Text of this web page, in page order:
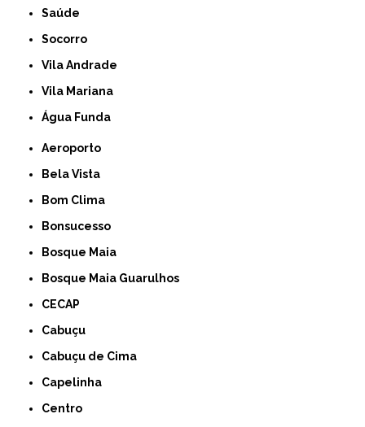
Saúde
Socorro
Vila Andrade
Vila Mariana
Água Funda
Aeroporto
Bela Vista
Bom Clima
Bonsucesso
Bosque Maia
Bosque Maia Guarulhos
CECAP
Cabuçu
Cabuçu de Cima
Capelinha
Centro